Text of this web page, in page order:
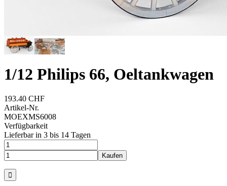
1/12 Philips 66, Oeltankwagen
193.40 CHF
Artikel-Nr.
MOEXMS6008
Verfügbarkeit
Lieferbar in 3 bis 14 Tagen